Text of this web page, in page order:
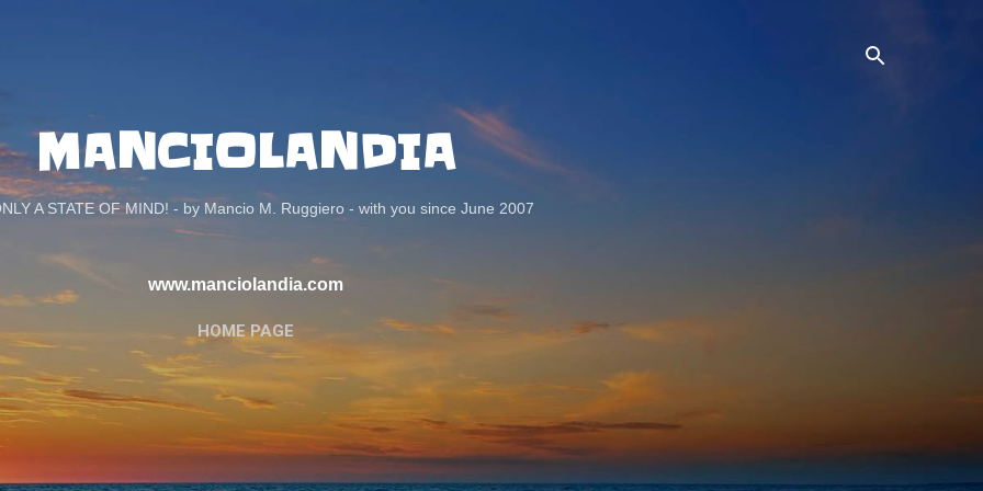
MANCIOLANDIA
A STATE OF MIND! - by Mancio M. Ruggiero - with you since June 2007
www.manciolandia.com
HOME PAGE